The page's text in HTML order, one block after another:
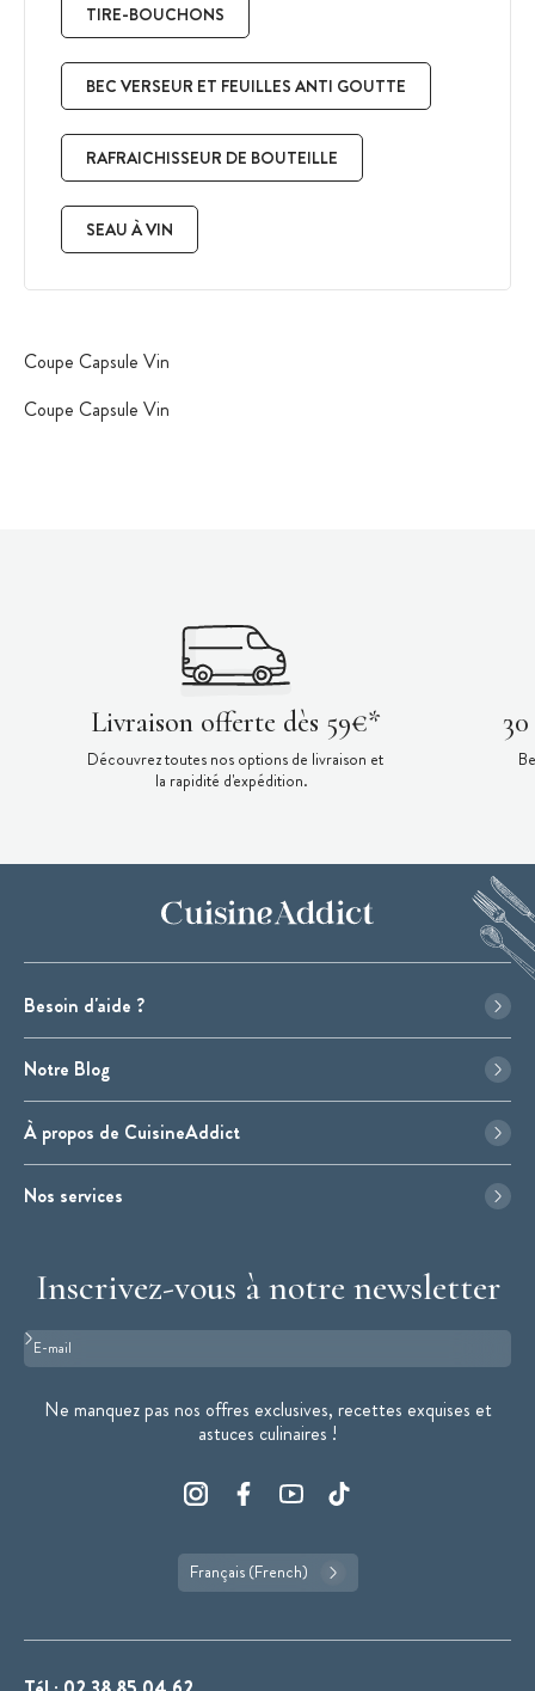
TIRE-BOUCHONS
BEC VERSEUR ET FEUILLES ANTI GOUTTE
RAFRAICHISSEUR DE BOUTEILLE
SEAU À VIN
Coupe Capsule Vin
Coupe Capsule Vin
Livraison offerte dès 59€*
Découvrez toutes nos options de livraison et
la rapidité d'expédition.
Besoin d'aide ?
Notre Blog
À propos de CuisineAddict
Nos services
Inscrivez-vous à notre newsletter
Format : adresse@email.com
Ne manquez pas nos offres exclusives, recettes exquises et
astuces culinaires !
Français (French)